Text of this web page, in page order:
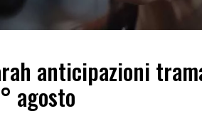
anticipazioni
agosto